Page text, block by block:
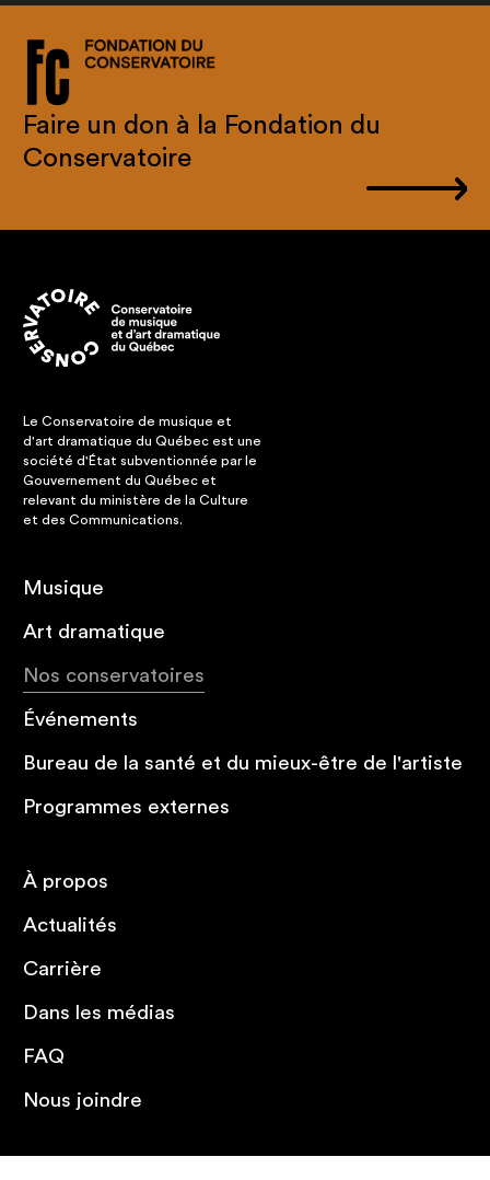
Faire un don à la Fondation du
Conservatoire
Le Conservatoire de musique et
d'art dramatique du Québec est une
société d'État subventionnée par le
Gouvernement du Québec et
relevant du ministère de la Culture
et des Communications.
Musique
Art dramatique
Nos conservatoires
Événements
Bureau de la santé et du mieux-être de l'artiste
Programmes externes
À propos
Actualités
Carrière
Dans les médias
FAQ
Nous joindre